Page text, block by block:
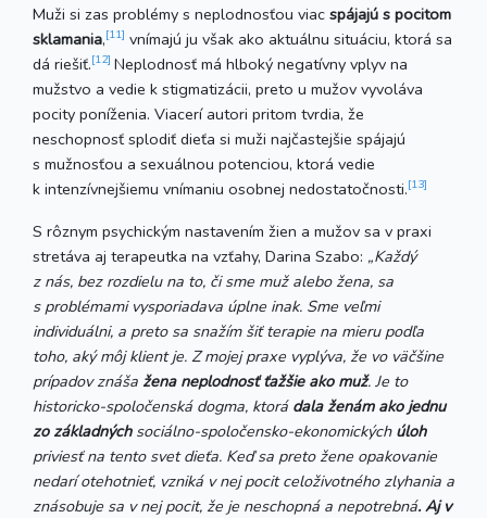
Muži si zas problémy s neplodnosťou viac spájajú s pocitom
sklamania,[11] vnímajú ju však ako aktuálnu situáciu, ktorá sa
dá riešiť.[12] Neplodnosť má hlboký negatívny vplyv na
mužstvo a vedie k stigmatizácii, preto u mužov vyvoláva
pocity poníženia. Viacerí autori pritom tvrdia, že
neschopnosť splodiť dieťa si muži najčastejšie spájajú
s mužnosťou a sexuálnou potenciou, ktorá vedie
k intenzívnejšiemu vnímaniu osobnej nedostatočnosti.[13]
S rôznym psychickým nastavením žien a mužov sa v praxi
stretáva aj terapeutka na vzťahy, Darina Szabo: „Každý
z nás, bez rozdielu na to, či sme muž alebo žena, sa
s problémami vysporiadava úplne inak. Sme veľmi
individuálni, a preto sa snažím šiť terapie na mieru podľa
toho, aký môj klient je. Z mojej praxe vyplýva, že vo väčšine
prípadov znáša žena neplodnosť ťažšie ako muž. Je to
historicko-spoločenská dogma, ktorá dala ženám ako jednu
zo základných sociálno-spoločensko-ekonomických úloh
priviesť na tento svet dieťa. Keď sa preto žene opakovanie
nedarí otehotnieť, vzniká v nej pocit celoživotného zlyhania a
znásobuje sa v nej pocit, že je neschopná a nepotrebná. Aj v